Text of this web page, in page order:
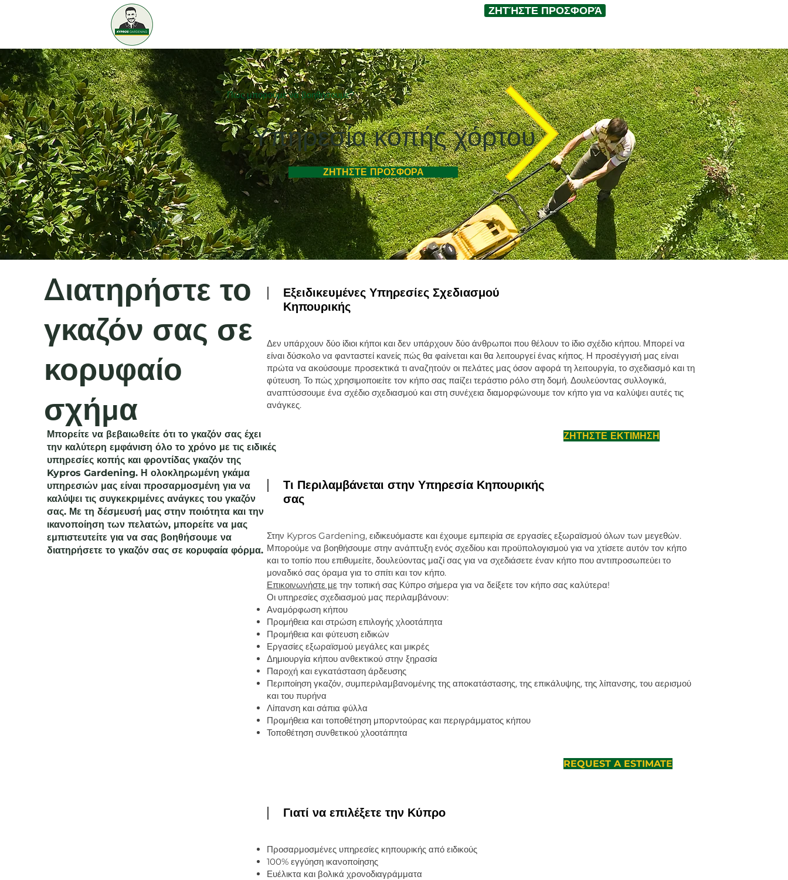
ΖΗΤΉΣΤΕ ΠΡΟΣΦΟΡΆ
Πώς μπορούμε να βοηθήσουμε?
Υπηρεσία κοπής χόρτου
ΖΗΤΗΣΤΕ ΠΡΟΣΦΟΡΑ
Διατηρήστε το
γκαζόν σας σε
κορυφαίο
σχήμα
Μπορείτε να βεβαιωθείτε ότι το γκαζόν σας έχει
την καλύτερη εμφάνιση όλο το χρόνο με τις ειδικές
υπηρεσίες κοπής και φροντίδας γκαζόν της
Kypros Gardening. Η ολοκληρωμένη γκάμα
υπηρεσιών μας είναι προσαρμοσμένη για να
καλύψει τις συγκεκριμένες ανάγκες του γκαζόν
σας. Με τη δέσμευσή μας στην ποιότητα και την
ικανοποίηση των πελατών, μπορείτε να μας
εμπιστευτείτε για να σας βοηθήσουμε να
διατηρήσετε το γκαζόν σας σε κορυφαία φόρμα.
Εξειδικευμένες Υπηρεσίες Σχεδιασμού
Κηπουρικής
Δεν υπάρχουν δύο ίδιοι κήποι και δεν υπάρχουν δύο άνθρωποι που θέλουν το ίδιο σχέδιο κήπου. Μπορεί να
είναι δύσκολο να φανταστεί κανείς πώς θα φαίνεται και θα λειτουργεί ένας κήπος. Η προσέγγισή μας είναι
πρώτα να ακούσουμε προσεκτικά τι αναζητούν οι πελάτες μας όσον αφορά τη λειτουργία, το σχεδιασμό και τη
φύτευση. Το πώς χρησιμοποιείτε τον κήπο σας παίζει τεράστιο ρόλο στη δομή. Δουλεύοντας συλλογικά,
αναπτύσσουμε ένα σχέδιο σχεδιασμού και στη συνέχεια διαμορφώνουμε τον κήπο για να καλύψει αυτές τις
ανάγκες.
ΖΗΤΗΣΤΕ ΕΚΤΙΜΗΣΗ
Τι Περιλαμβάνεται στην Υπηρεσία Κηπουρικής
σας
Στην Kypros Gardening, ειδικευόμαστε και έχουμε εμπειρία σε εργασίες εξωραϊσμού όλων των μεγεθών.
Μπορούμε να βοηθήσουμε στην ανάπτυξη ενός σχεδίου και προϋπολογισμού για να χτίσετε αυτόν τον κήπο
και το τοπίο που επιθυμείτε, δουλεύοντας μαζί σας για να σχεδιάσετε έναν κήπο που αντιπροσωπεύει το
μοναδικό σας όραμα για το σπίτι και τον κήπο.
Επικοινωνήστε μετην τοπική σας Κύπρο σήμερα για να δείξετε τον κήπο σας καλύτερα!
Οι υπηρεσίες σχεδιασμού μας περιλαμβάνουν:
Αναμόρφωση κήπου
Προμήθεια και στρώση επιλογής χλοοτάπητα
Προμήθεια και φύτευση ειδικών
Εργασίες εξωραϊσμού μεγάλες και μικρές
Δημιουργία κήπου ανθεκτικού στην ξηρασία
Παροχή και εγκατάσταση άρδευσης
Περιποίηση γκαζόν, συμπεριλαμβανομένης της αποκατάστασης, της επικάλυψης, της λίπανσης, του αερισμού
και του πυρήνα
Λίπανση και σάπια φύλλα
Προμήθεια και τοποθέτηση μπορντούρας και περιγράμματος κήπου
Τοποθέτηση συνθετικού χλοοτάπητα
REQUEST A ESTIMATE
Γιατί να επιλέξετε την Κύπρο
Προσαρμοσμένες υπηρεσίες κηπουρικής από ειδικούς
100% εγγύηση ικανοποίησης
Ευέλικτα και βολικά χρονοδιαγράμματα